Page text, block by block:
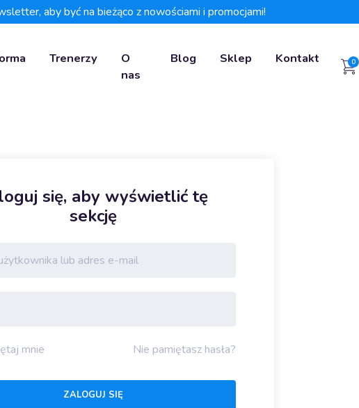
aby być na bieżąco z nowościami i promocjami!
Trenerzy
O
nas
Blog Sklep Kontakt 0
się, aby wyświetlić tę
sekcję
mnie Nie pamiętasz hasła?